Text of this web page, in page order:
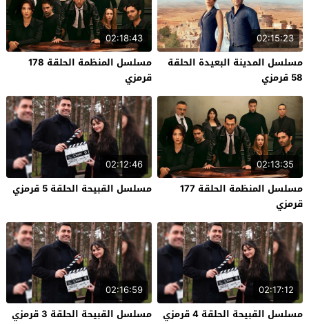
02:15:23
مسلسل المدينة البعيدة الحلقة
58 قرمزي
02:18:43
مسلسل المنظمة الحلقة 178
قرمزي
02:13:35
مسلسل المنظمة الحلقة 177
قرمزي
02:12:46
مسلسل القبيحة الحلقة 5 قرمزي
02:17:12
مسلسل القبيحة الحلقة 4 قرمزي
02:16:59
مسلسل القبيحة الحلقة 3 قرمزي